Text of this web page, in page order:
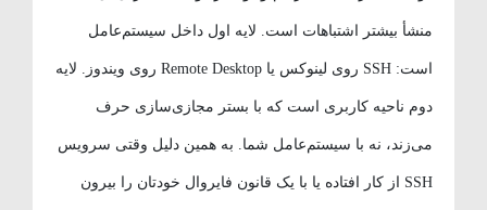
منشأ بیشتر اشتباهات است. لایه اول داخل سیستم‌عامل
است: SSH روی لینوکس یا Remote Desktop روی ویندوز. لایه
دوم ناحیه کاربری است که با بستر مجازی‌سازی حرف
می‌زند، نه با سیستم‌عامل شما. به همین دلیل وقتی سرویس
SSH از کار افتاده یا با یک قانون فایروال خودتان را بیرون